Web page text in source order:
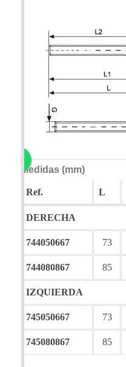
Medidas (mm)
Ref. L
DERECHA
744050667 73
744080867 85
IZQUIERDA
745050667 73
745080867 85